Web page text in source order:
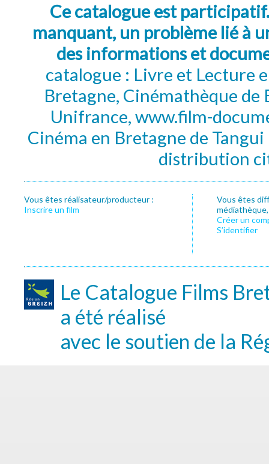
Ce catalogue est
manquant, un problème lié à
des informations et
catalogue : Livre et Lecture
Bretagne, Cinémathèque de
Unifrance, www.film-
Cinéma en Bretagne de
distribution
Vous êtes réalisateur/producteur :
Inscrire un film
Vous êtes
Créer un
S’identifier
Le Catalogue Films
a été réalisé
avec le soutien de la